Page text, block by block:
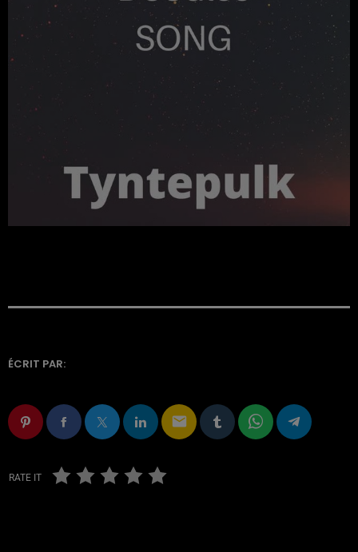
ÉCRIT PAR:
email
RATE IT